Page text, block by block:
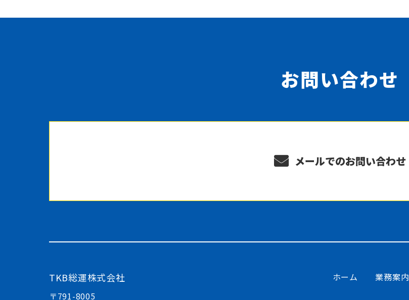
お問い合わせ
メールでのお問い合わせ
TKB総運株式会社 ホーム 業務案内
〒791-8005